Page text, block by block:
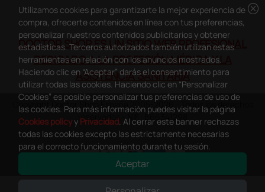
DOCTOR SHOP ES UN SITIO WEB PROFESIONAL
DEDICADO A LA PROFESIÓN MÉDICA Y LA
ASISTENCIA SANITARIA
Copyright Doctor Shop España 2005-2026 - Todos los derechos
reservados - NIF.: B66341298
This site is protected by reCAPTCHA and the Google
cancel
Utilizamos cookies para garantizarte la mejor experiencia de
compra, ofrecerte contenidos en línea con tus preferencias,
personalizar nuestros contenidos publicitarios y obtener
estadísticas. Terceros autorizados también utilizan estas
herramientas en relación con los anuncios mostrados.
Haciendo clic en “Aceptar” darás el consentimiento para
utilizar todas las cookies. Haciendo clic en “Personalizar
Cookies” es posible personalizar tus preferencias de uso de
las cookies. Para más información puedes visitar la página
Cookies policyy Privacidad. Al cerrar este banner rechazas
todas las cookies excepto las estrictamente necesarias
para el correcto funcionamiento durante tu sesión.
Aceptar